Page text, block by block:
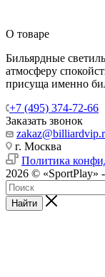
О товаре
Бильярдные
атмосферу
присуща именно
+7 (495) 374-72-66
Заказать звонок
г. Москва
Политика
2026 © «SportPlay»
Найти